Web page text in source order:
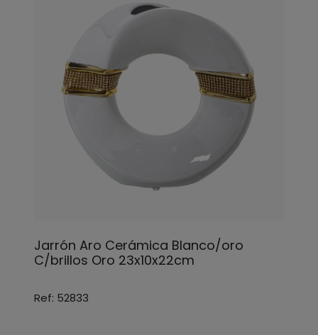
Jarrón Aro Cerámica Blanco/oro
C/brillos Oro 23x10x22cm
Ref: 52833